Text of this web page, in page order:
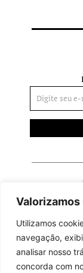
Utilizamos
navegação,
analisar nosso
concorda com